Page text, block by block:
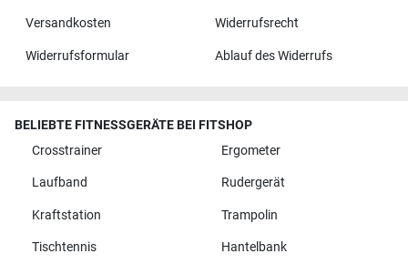
Versandkosten Widerrufsrecht
Widerrufsformular Ablauf des Widerrufs
BELIEBTE FITNESSGERÄTE BEI FITSHOP
Crosstrainer
Ergometer
Laufband Rudergerät
Kraftstation Trampolin
Tischtennis Hantelbank